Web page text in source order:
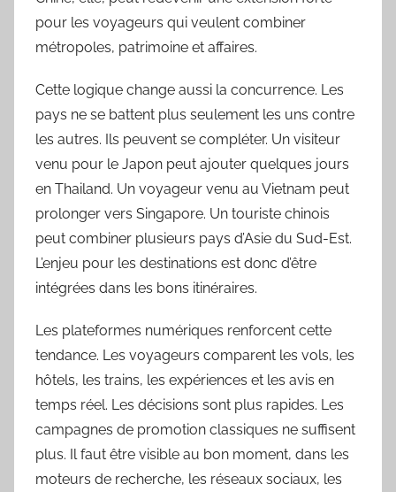
pour les voyageurs qui veulent combiner
métropoles, patrimoine et affaires.
Cette logique change aussi la concurrence. Les
pays ne se battent plus seulement les uns contre
les autres. Ils peuvent se compléter. Un visiteur
venu pour le Japon peut ajouter quelques jours
en Thailand. Un voyageur venu au Vietnam peut
prolonger vers Singapore. Un touriste chinois
peut combiner plusieurs pays d’Asie du Sud-Est.
L’enjeu pour les destinations est donc d’être
intégrées dans les bons itinéraires.
Les plateformes numériques renforcent cette
tendance. Les voyageurs comparent les vols, les
hôtels, les trains, les expériences et les avis en
temps réel. Les décisions sont plus rapides. Les
campagnes de promotion classiques ne suffisent
plus. Il faut être visible au bon moment, dans les
moteurs de recherche, les réseaux sociaux, les